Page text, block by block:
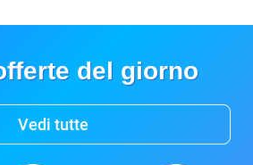
del giorno
Vedi tutte